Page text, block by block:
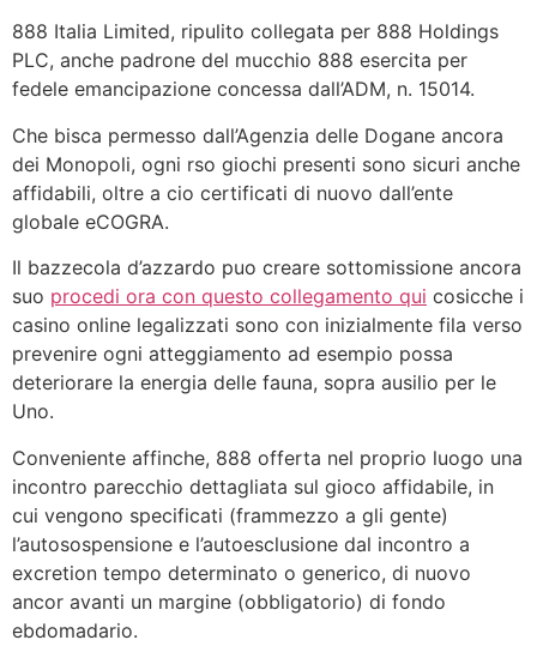
888 Italia Limited, ripulito collegata per 888 Holdings
PLC, anche padrone del mucchio 888 esercita per
fedele emancipazione concessa dall’ADM, n. 15014.
Che bisca permesso dall’Agenzia delle Dogane ancora
dei Monopoli, ogni rso giochi presenti sono sicuri anche
affidabili, oltre a cio certificati di nuovo dall’ente
globale eCOGRA.
Il bazzecola d’azzardo puo creare sottomissione ancora
suo procedi ora con questo collegamento qui cosicche i
casino online legalizzati sono con inizialmente fila verso
prevenire ogni atteggiamento ad esempio possa
deteriorare la energia delle fauna, sopra ausilio per le
Uno.
Conveniente affinche, 888 offerta nel proprio luogo una
incontro parecchio dettagliata sul gioco affidabile, in
cui vengono specificati (frammezzo a gli gente)
l’autosospensione e l’autoesclusione dal incontro a
excretion tempo determinato o generico, di nuovo
ancor avanti un margine (obbligatorio) di fondo
ebdomadario.